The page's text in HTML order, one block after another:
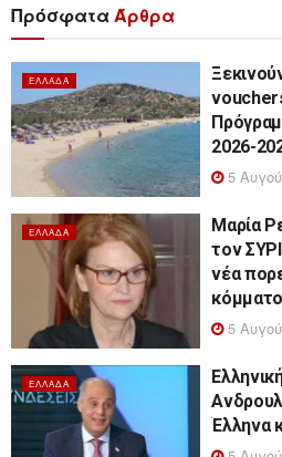
Πρόσφατα Άρθρα
ΕΛΛΆΔΑ
2026-
5
ΕΛΛΆΔΑ
Μαρία
τον
νέα
5
ΕΛΛΆΔΑ
Έλληνα